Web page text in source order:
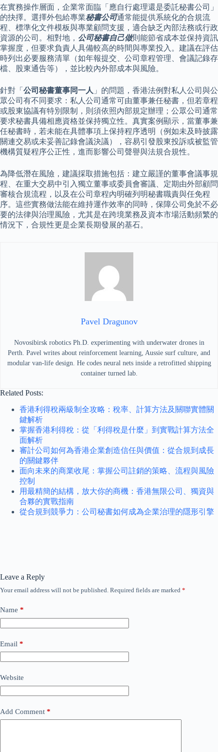
在實務操作層面，企業常面臨「應自行處理還是委託秘書公司」
的抉擇。選擇外包給專業秘書公司通常能提供系統化的合規流
程、標準化文件模板與專業顧問支援，適合缺乏內部法務或行政
資源的公司。相對地， 公司秘書自己做則能節省成本並保持資訊
掌握度，但要求負責人具備較高的時間與專業投入。建議在評估
時列出必要服務清單（如年報提交、公司章程管理、會議記錄存
檔、股東通告等），並比較內外部成本與風險。
針對「 公司秘書董事同一人 」的問題，香港法例對私人公司與公
眾公司有不同要求：私人公司通常可由董事兼任秘書，但若章程
或股東協議有特別限制，則須依照內部規定辦理；公眾公司通常
要求秘書具備相應資格並保持獨立性。真實案例顯示，當董事兼
任秘書時，若未能在具體事項上保持程序透明（例如未及時披露
關連交易或未妥善記錄會議決議），容易引發股東投訴或被監管
機構質疑程序公正性，進而影響公司聲譽與法規合規性。
為降低潛在風險，建議採取措施包括：建立嚴謹的董事會議事規
程、在重大交易中引入獨立董事或委員會審議、定期由外部顧問
審核合規流程，以及在公司章程內明確列明秘書職責與任免程
序。這些實務做法能在維持運作效率的同時，保障公司免於不必
要的法律與治理風險，尤其是在跨境業務及資本市場活動頻繁的
情況下，合規性更是企業長期發展的基石。
Pavel Dragunov
Novosibirsk robotics Ph.D. experimenting with underwater drones in
Perth. Pavel writes about reinforcement learning, Aussie surf culture, and
modular van-life design. He codes neural nets inside a retrofitted shipping
container turned lab.
Related Posts:
香港利得稅兩級制全攻略：稅率、計算方法及關聯實體關
鍵解析
掌握香港利得稅：從「利得稅是什麼」到實戰計算方法全
面解析
審計公司如何為香港企業創造信任與價值：從合規到成長
的關鍵夥伴
面向未來的商業收尾：掌握公司註銷的策略、流程與風險
控制
用最精簡的結構，放大你的商機：香港無限公司、獨資與
合夥的實戰指南
從合規到競爭力：公司秘書如何成為企業治理的隱形引擎
Leave a Reply
Your email address will not be published. Required fields are marked *
Name *
Email *
Website
Add Comment *